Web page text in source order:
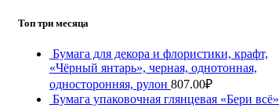
Топ три месяца
Бумага для декора и флористики, крафт,
«Чёрный янтарь», черная, однотонная,
односторонняя, рулон 807.00₽
Бумага упаковочная глянцевая «Бери всё»